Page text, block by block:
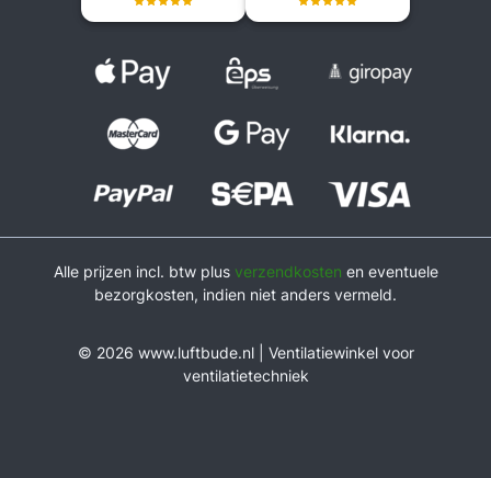
Alle prijzen incl. btw plus verzendkosten en eventuele
bezorgkosten, indien niet anders vermeld.
© 2026 www.luftbude.nl | Ventilatiewinkel voor
ventilatietechniek